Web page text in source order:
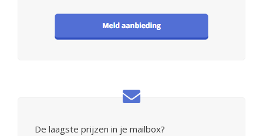
De laagste prijzen in je mailbox?